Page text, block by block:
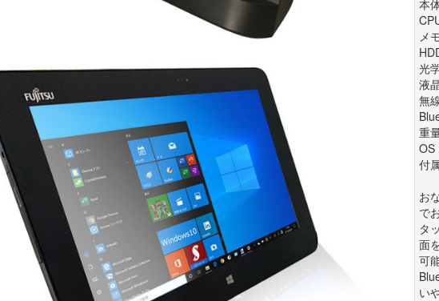
本
メ
光
液
無
重
OS
付
お
で
タ
面
可能
い